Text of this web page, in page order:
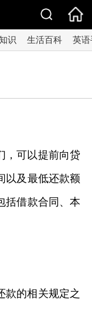
识 生活百科 英
，可以提前向贷
以及最低还款额
括借款合同、本
款的相关规定之